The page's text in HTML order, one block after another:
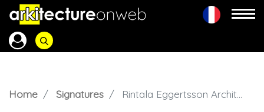
Home Signatures Rintala Eggertsson Architects